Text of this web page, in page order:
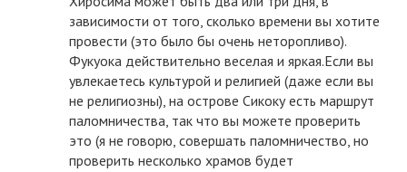
зависимости от того, сколько времени вы хотите
провести (это было бы очень неторопливо).
Фукуока действительно веселая и яркая.Если вы
увлекаетесь культурой и религией (даже если вы
не религиозны), на острове Сикоку есть маршрут
паломничества, так что вы можете проверить
это (я не говорю, совершать паломничество, но
проверить несколько храмов будет